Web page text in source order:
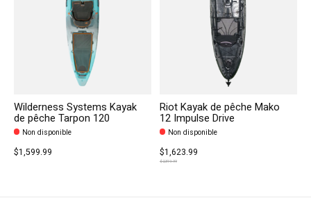
Wilderness Systems Kayak
de pêche Tarpon 120
Non disponible
$1,599.99
Riot Kayak de pêche Mako
12 Impulse Drive
Non disponible
$1,623.99
$2,319.99